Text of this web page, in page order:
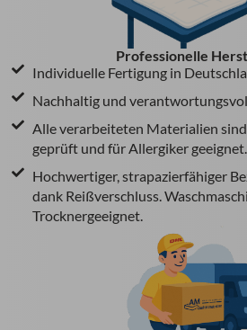
Professionelle
Individuelle Fertigung in
Nachhaltig und
Alle verarbeiteten Materialien
geprüft und für Allergiker geeignet.
Hochwertiger, strapazierfähiger
dank Reißverschluss.
Trocknergeeignet.